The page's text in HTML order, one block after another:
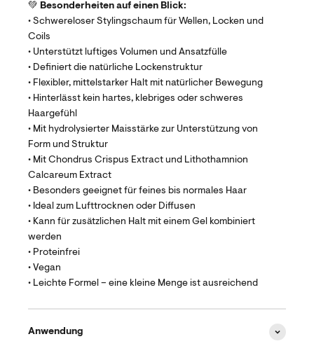
💚 Besonderheiten auf einen Blick:
• Schwereloser Stylingschaum für Wellen, Locken und
Coils
• Unterstützt luftiges Volumen und Ansatzfülle
• Definiert die natürliche Lockenstruktur
• Flexibler, mittelstarker Halt mit natürlicher Bewegung
• Hinterlässt kein hartes, klebriges oder schweres
Haargefühl
• Mit hydrolysierter Maisstärke zur Unterstützung von
Form und Struktur
• Mit Chondrus Crispus Extract und Lithothamnion
Calcareum Extract
• Besonders geeignet für feines bis normales Haar
• Ideal zum Lufttrocknen oder Diffusen
• Kann für zusätzlichen Halt mit einem Gel kombiniert
werden
• Proteinfrei
• Vegan
• Leichte Formel – eine kleine Menge ist ausreichend
Anwendung